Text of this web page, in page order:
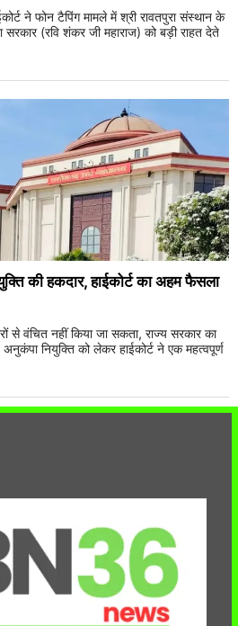
ने फोन टैपिंग मामले में श्री रावतपुरा संस्थान के
(रवि शंकर जी महाराज) को बड़ी राहत देते
की हकदार, हाईकोर्ट का अहम फैसला
से वंचित नहीं किया जा सकता, राज्य सरकार का
नियुक्ति को लेकर हाईकोर्ट ने एक महत्वपूर्ण